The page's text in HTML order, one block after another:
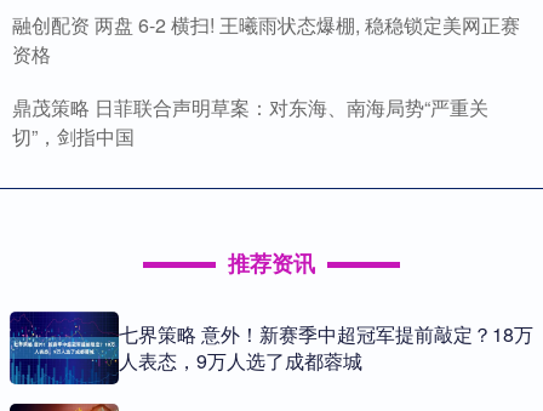
融创配资 两盘 6-2 横扫! 王曦雨状态爆棚, 稳稳锁定美网正赛
资格
鼎茂策略 日菲联合声明草案：对东海、南海局势“严重关
切”，剑指中国
推荐资讯
七界策略 意外！新赛季中超冠军提前敲定？18万
人表态，9万人选了成都蓉城